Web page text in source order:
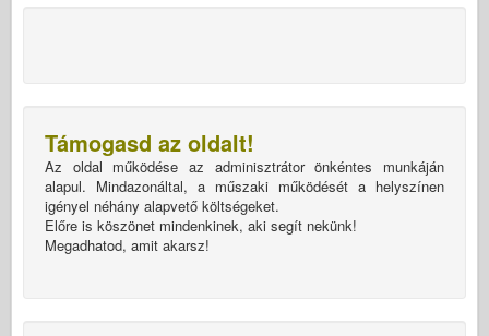
Támogasd az oldalt!
Az oldal működése az adminisztrátor önkéntes munkáján
alapul. Mindazonáltal, a műszaki működését a helyszínen
igényel néhány alapvető költségeket.
Előre is köszönet mindenkinek, aki segít nekünk!
Megadhatod, amit akarsz!